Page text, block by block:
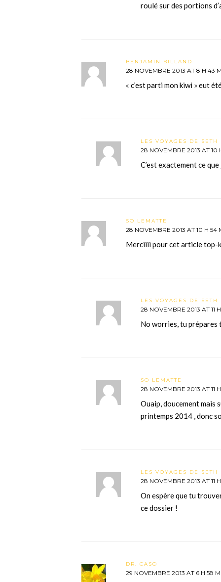
roulé sur des portions
BENJAMIN BILLAND
28 NOVEMBRE 2013 AT 8 H 43
« c’est parti mon kiwi » eut
LES VOYAGES DE SETH
28 NOVEMBRE 2013 AT 10
C’est exactement ce
SO LEMATTE
28 NOVEMBRE 2013 AT 10 H 54
Merciiii pour cet article top-
LES VOYAGES DE SETH
28 NOVEMBRE 2013 AT 11
No worries, tu prépares
SO LEMATTE
28 NOVEMBRE 2013 AT 11
Ouaip, doucement mais
printemps 2014 , donc
LES VOYAGES DE SETH
28 NOVEMBRE 2013 AT 11
On espère que tu
ce dossier !
DR. CASO
29 NOVEMBRE 2013 AT 6 H 58